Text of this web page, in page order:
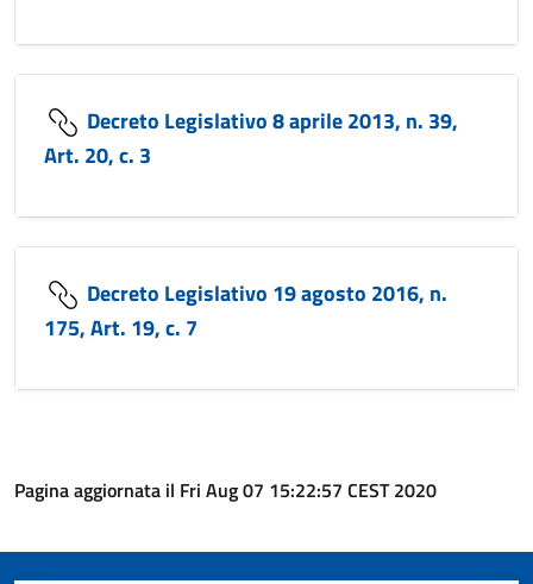
Decreto Legislativo 8 aprile 2013, n. 39,
Art. 20, c. 3
Decreto Legislativo 19 agosto 2016, n.
175, Art. 19, c. 7
Pagina aggiornata il Fri Aug 07 15:22:57 CEST 2020